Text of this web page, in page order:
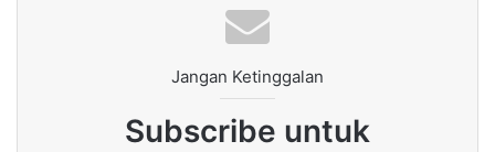
Jangan Ketinggalan
Subscribe untuk